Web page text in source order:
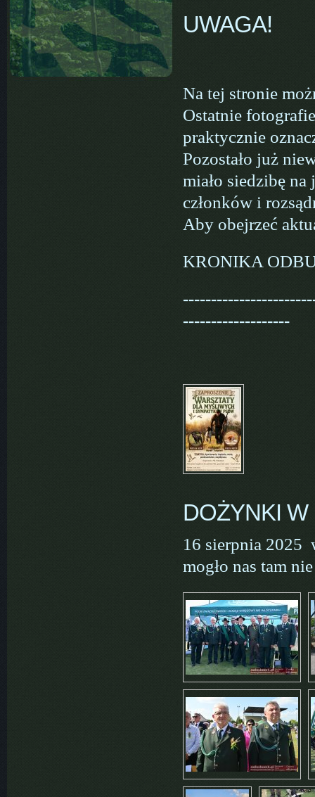
UWAGA!
Na tej stronie
Ostatnie
praktycznie
Pozostało już
miało siedzibę
członków i
Aby obejrzeć
KRONIKA
-------------------
DOŻYNKI
16 sierpnia 2025
mogło nas tam